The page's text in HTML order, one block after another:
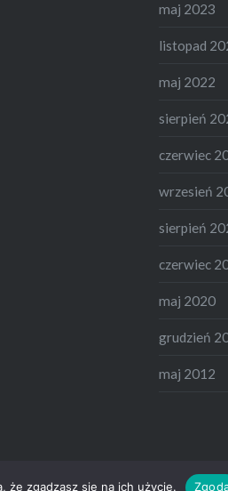
maj 2023
listopad
maj 2022
sierpień
czerwiec
wrzesień
sierpień
czerwiec
maj 2020
grudzień
maj 2012
że zgadzasz się na ich użycie.